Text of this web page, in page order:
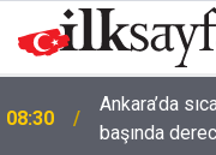
08:30
Ankara’da
başında